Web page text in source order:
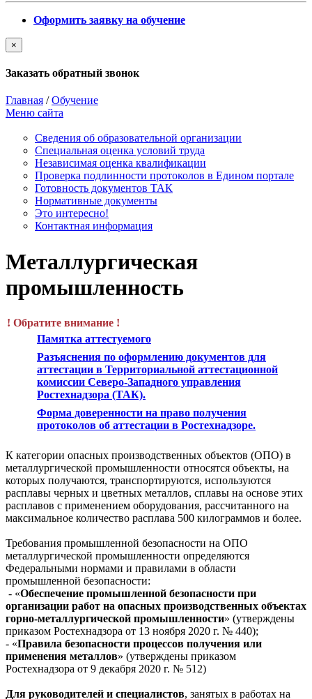
Оформить заявку на обучение
×
Заказать обратный звонок
Главная /Обучение
Меню сайта
Сведения об образовательной организации
Cпециальная оценка условий труда
Независимая оценка квалификации
Проверка подлинности протоколов в Едином портале
Готовность документов ТАК
Нормативные документы
Это интересно!
Контактная информация
Металлургическая
промышленность
! Обратите внимание !
Памятка аттестуемого
Разъяснения по оформлению документов для
аттестации в Территориальной аттестационной
комиссии Северо-Западного управления
Ростехнадзора (ТАК).
Форма доверенности на право получения
протоколов об аттестации в Ростехнадзоре.
К категории опасных производственных объектов (ОПО) в
металлургической промышленности относятся объекты, на
которых получаются, транспортируются, используются
расплавы черных и цветных металлов, сплавы на основе этих
расплавов с применением оборудования, рассчитанного на
максимальное количество расплава 500 килограммов и более.
Требования промышленной безопасности на ОПО
металлургической промышленности определяются
Федеральными нормами и правилами в области
промышленной безопасности:
- «Обеспечение промышленной безопасности при
организации работ на опасных производственных объектах
горно-металлургической промышленности» (утверждены
приказом Ростехнадзора от 13 ноября 2020 г. № 440);
- «Правила безопасности процессов получения или
применения металлов» (утверждены приказом
Ростехнадзора от 9 декабря 2020 г. № 512)
Для руководителей и специалистов, занятых в работах на